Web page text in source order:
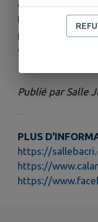
Organisé par la
le cadre du Mois
partenariat avec
de l'Eure.
Publié par Salle
PLUS
https://